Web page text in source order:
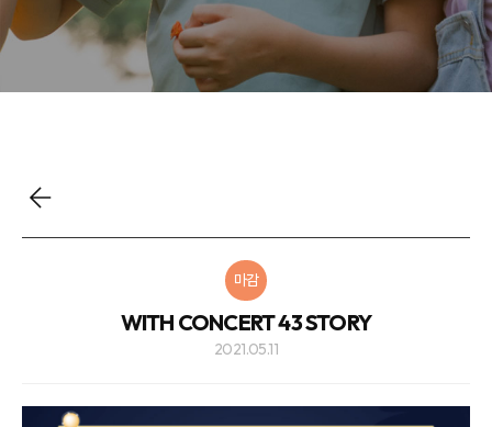
마감
WITH CONCERT 43 STORY
2021.05.11